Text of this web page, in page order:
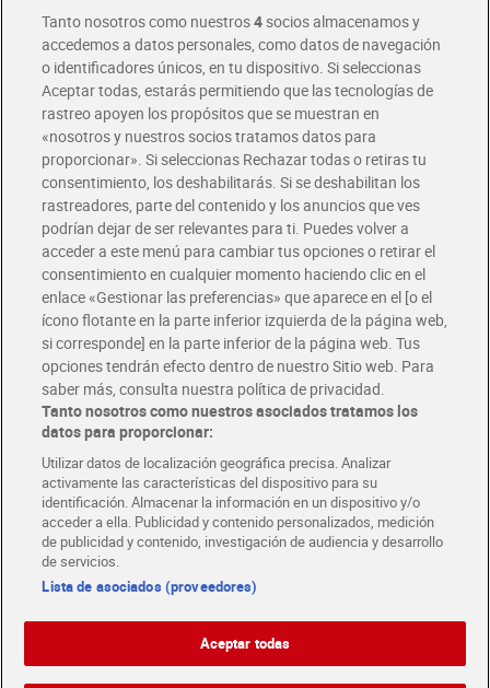
Envío gratis por compras superiores a 100€
Envío estandar por 4,99€
Glovo y Uber Eats
Solicita tu factura de Glovo o Uber Eats
Únete al CLUB Dia
Disfruta las ventajas y ofertas exclusivas.
Descárgate la APP Dia
Folletos y Tiendas
Descubre las mejores ofertas y busca tu tienda más cercana
Tarjeta MaX Dia
Te devuelve hasta 8€/mes de tus compras.
¡Solicita tu tarjeta de crédito aquí!
COMER MEJOR CADA DIA
COLABORA CON DIA ABRE TU TIENDA DIA CORPORATE
Tanto nosotros como nuestros4socios almacenamos y
accedemos a datos personales, como datos de navegación
o identificadores únicos, en tu dispositivo. Si seleccionas
Aceptar todas, estarás permitiendo que las tecnologías de
rastreo apoyen los propósitos que se muestran en
«nosotros y nuestros socios tratamos datos para
proporcionar». Si seleccionas Rechazar todas o retiras tu
consentimiento, los deshabilitarás. Si se deshabilitan los
rastreadores, parte del contenido y los anuncios que ves
podrían dejar de ser relevantes para ti. Puedes volver a
acceder a este menú para cambiar tus opciones o retirar el
consentimiento en cualquier momento haciendo clic en el
enlace «Gestionar las preferencias» que aparece en el [o el
ícono flotante en la parte inferior izquierda de la página web,
si corresponde] en la parte inferior de la página web. Tus
opciones tendrán efecto dentro de nuestro Sitio web. Para
saber más, consulta nuestra política de privacidad.
Tanto nosotros como nuestros asociados tratamos los
datos para proporcionar:
Utilizar datos de localización geográfica precisa. Analizar
activamente las características del dispositivo para su
identificación. Almacenar la información en un dispositivo y/o
acceder a ella. Publicidad y contenido personalizados, medición
de publicidad y contenido, investigación de audiencia y desarrollo
de servicios.
Lista de asociados (proveedores)
Aceptar todas